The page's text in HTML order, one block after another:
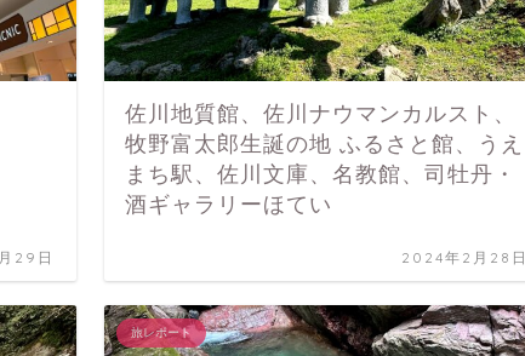
29日
佐川地質館、佐川ナウマンカルスト、
牧野富太郎生誕の地 ふるさと館、うえ
まち駅、佐川文庫、名教館、司牡丹・
酒ギャラリーほてい
2024年2月28日
旅レポート